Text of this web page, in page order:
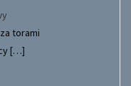
torami
[…]